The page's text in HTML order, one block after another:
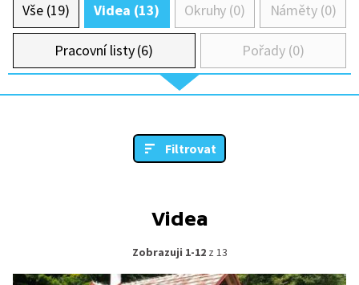
Vše (19) Videa (13) Okruhy (0) Náměty (0)
Pracovní listy (6) Pořady (0)
Filtrovat
Videa
Zobrazuji 1-12z 13